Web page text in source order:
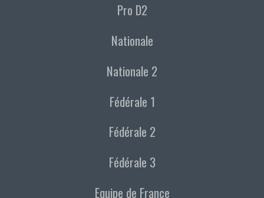
Pro D2
Nationale
Nationale 2
Fédérale 1
Fédérale 2
Fédérale 3
Equipe de France